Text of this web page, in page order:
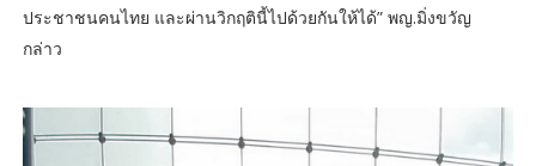
ประชาชนคนไทย และผ่านวิกฤตินี้ไปด้วยกันให้ได้” พญ.มิ่งขวัญ
กล่าว